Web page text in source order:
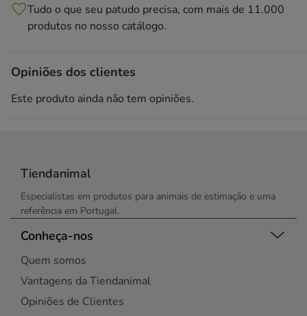
Tudo o que seu patudo precisa, com mais de 11.000
produtos no nosso catálogo.
Opiniões dos clientes
Este produto ainda não tem opiniões.
Tiendanimal
Especialistas em produtos para animais de estimação e uma
referência em Portugal.
Conheça-nos
Quem somos
Vantagens da Tiendanimal
Opiniões de Clientes